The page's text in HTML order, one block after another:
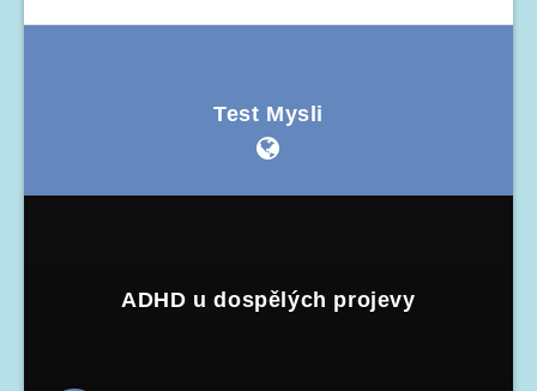
Test Mysli
ADHD u dospělých projevy